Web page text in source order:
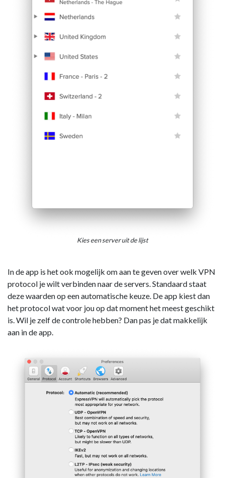
Kies een server uit de lijst
In de app is het ook mogelijk om aan te geven over welk VPN
protocol je wilt verbinden naar de servers. Standaard staat
deze waarden op een automatische keuze. De app kiest dan
het protocol wat voor jou op dat moment het meest geschikt
is. Wil je zelf de controle hebben? Dan pas je dat makkelijk
aan in de app.